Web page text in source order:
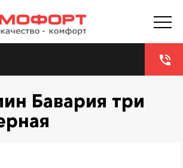
phone_in_talk
Бавария три